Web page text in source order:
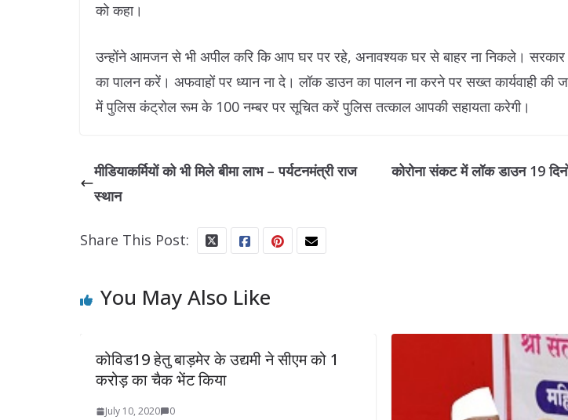
को कहा।
उन्होंने आमजन से भी अपील करि कि आप घर पर रहे, अनावश्यक घर से बाहर ना निकले। सरकार
का पालन करें। अफवाहों पर ध्यान ना दे। लॉक डाउन का पालन ना करने पर सख्त कार्यवाही की
में पुलिस कंट्रोल रूम के 100 नम्बर पर सूचित करें पुलिस तत्काल आपकी सहायता करेगी।
मीडियाकर्मियों को भी मिले बीमा लाभ – पर्यटनमंत्री राज
स्थान
कोरोना संकट में लॉक डाउन 19
Share This Post:
You May Also Like
कोविड19 हेतु बाड़मेर के उद्यमी ने सीएम को 1
करोड़ का चैक भेंट किया
0